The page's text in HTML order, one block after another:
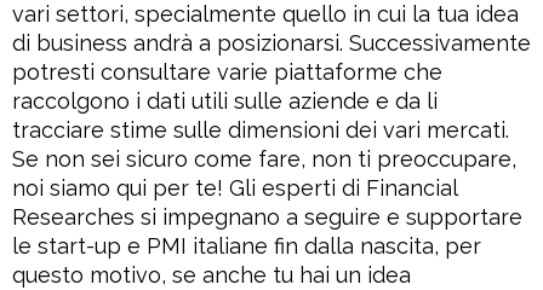
vari settori, specialmente quello in cui la tua idea
di business andrà a posizionarsi. Successivamente
potresti consultare varie piattaforme che
raccolgono i dati utili sulle aziende e da li
tracciare stime sulle dimensioni dei vari mercati.
Se non sei sicuro come fare, non ti preoccupare,
noi siamo qui per te! Gli esperti di Financial
Researches si impegnano a seguire e supportare
le start-up e PMI italiane fin dalla nascita, per
questo motivo, se anche tu hai un idea